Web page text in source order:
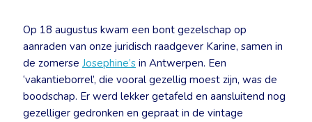
Op 18 augustus kwam een bont gezelschap op
aanraden van onze juridisch raadgever Karine, samen in
de zomerse Josephine’s in Antwerpen. Een
‘vakantieborrel’, die vooral gezellig moest zijn, was de
boodschap. Er werd lekker getafeld en aansluitend nog
gezelliger gedronken en gepraat in de vintage